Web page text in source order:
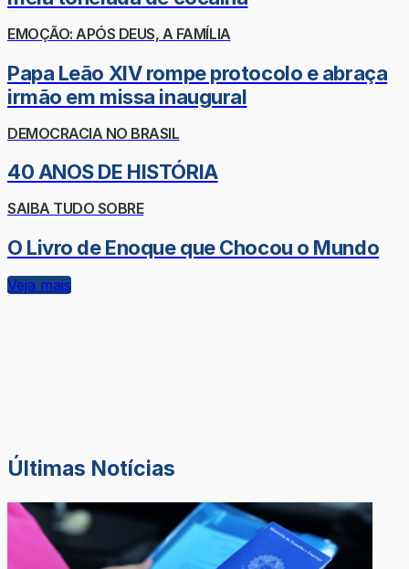
EMOÇÃO: APÓS DEUS, A FAMÍLIA
Papa Leão XIV rompe protocolo e abraça
irmão em missa inaugural
DEMOCRACIA NO BRASIL
40 ANOS DE HISTÓRIA
SAIBA TUDO SOBRE
O Livro de Enoque que Chocou o Mundo
Veja mais
Últimas Notícias